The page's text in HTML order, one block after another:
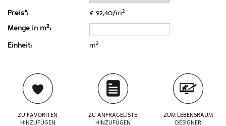
Preis*: € 92,40/m2
Menge in m2:
Einheit: m2
ZU FAVORITEN
HINZUFÜGEN
ZU ANFRAGELISTE
HINZUFÜGEN
ZUM LEBENSRAUM
DESIGNER